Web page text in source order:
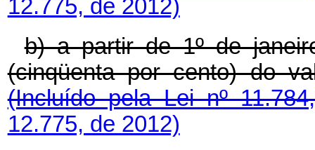
12.775, de 2012)
b) a partir de 1º de
(cinqüenta por cento) do
(Incluído pela Lei nº
12.775, de 2012)